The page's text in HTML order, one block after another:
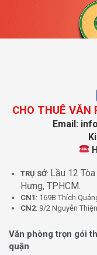
Tại Sao
Zeta
Chọn thuê văn
bước khởi đầu
doanh nghiệp bạn.
2000 tòa nhà
cấp dịch vụ
CHO THUÊ VĂN
Email:
TRỤ SỞ: Lầu 12
Hưng, TPHCM.
CN1 : 169B Thích
CN2: 9/2 Nguyễn
Văn phòng trọn gói
quận